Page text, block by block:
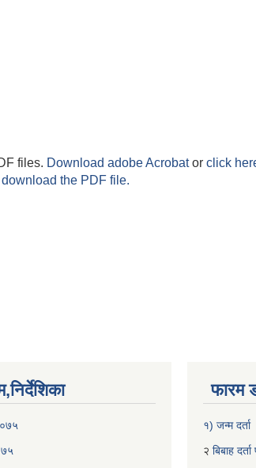
files. Download adobe Acrobator click
the PDF file.
फारम
१) जन्म दर्ता
२ बिबाह